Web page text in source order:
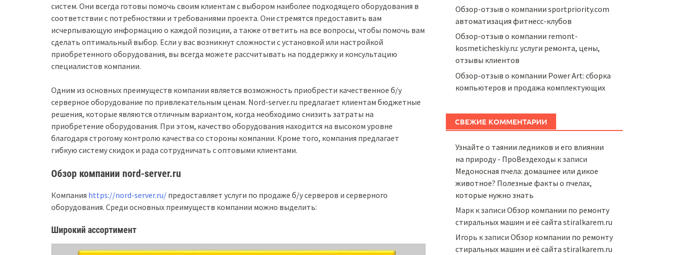
систем. Они всегда готовы помочь своим клиентам с выбором наиболее подходящего оборудования в
соответствии с потребностями и требованиями проекта. Они стремятся предоставить вам
исчерпывающую информацию о каждой позиции, а также ответить на все вопросы, чтобы помочь вам
сделать оптимальный выбор. Если у вас возникнут сложности с установкой или настройкой
приобретенного оборудования, вы всегда можете рассчитывать на поддержку и консультацию
специалистов компании.
Одним из основных преимуществ компании является возможность приобрести качественное б/у
серверное оборудование по привлекательным ценам. Nord-server.ru предлагает клиентам бюджетные
решения, которые являются отличным вариантом, когда необходимо снизить затраты на
приобретение оборудования. При этом, качество оборудования находится на высоком уровне
благодаря строгому контролю качества со стороны компании. Кроме того, компания предлагает
гибкую систему скидок и рада сотрудничать с оптовыми клиентами.
Обзор компании nord-server.ru
Компания https://nord-server.ru/ предоставляет услуги по продаже б/у серверов и серверного
оборудования. Среди основных преимуществ компании можно выделить:
Широкий ассортимент
Обзор-отзыв о компании sportpriority.com
автоматизация фитнесс-клубов
Обзор-отзыв о компании remont-
kosmeticheskiy.ru: услуги ремонта, цены,
отзывы клиентов
Обзор-отзыв о компании Power Art: сборка
компьютеров и продажа комплектующих
СВЕЖИЕ КОММЕНТАРИИ
Узнайте о таянии ледников и его влиянии
на природу - ПроВездеходы к записи
Медоносная пчела: домашнее или дикое
животное? Полезные факты о пчелах,
которые нужно знать
Маркк записи Обзор компании по ремонту
стиральных машин и её сайта stiralkarem.ru
Игорь к записи Обзор компании по ремонту
стиральных машин и её сайта stiralkarem.ru